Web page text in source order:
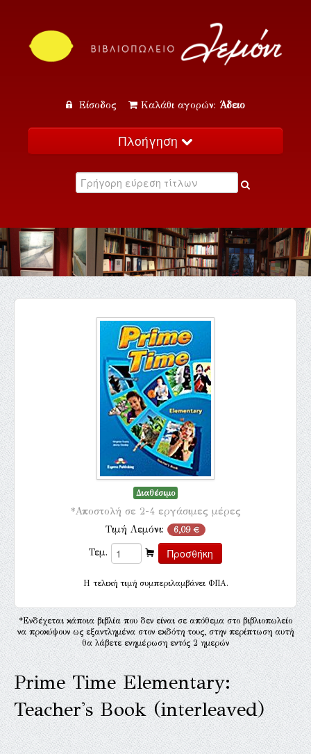
Είσοδος Καλάθι αγορών: Άδειο
Πλοήγηση
Κατάλογος
Εκδηλώσεις
Επικοινωνία
Διαθέσιμο
*Αποστολή σε 2-4 εργάσιμες μέρες
Τιμή Λεμόνι: 6,09 €
Τεμ.
H τελική τιμή συμπεριλαμβάνει ΦΠΑ.
*Ενδέχεται κάποια βιβλία που δεν είναι σε απόθεμα στο βιβλιοπωλείο
να προκύψουν ως εξαντλημένα στον εκδότη τους, στην περίπτωση αυτή
θα λάβετε ενημέρωση εντός 2 ημερών
Prime Time Elementary:
Teacher's Book (interleaved)